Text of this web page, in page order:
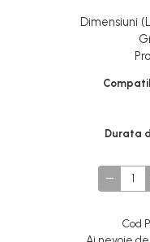
Dimensiuni
Durata
Cod